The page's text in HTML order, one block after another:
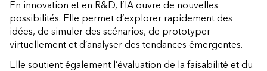
En innovation et en R&D, l’IA ouvre de nouvelles
possibilités. Elle permet d’explorer rapidement des
idées, de simuler des scénarios, de prototyper
virtuellement et d’analyser des tendances émergentes.
Elle soutient également l’évaluation de la faisabilité et du